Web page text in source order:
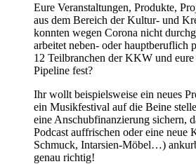
Eure Veranstaltungen, Produkte,
aus dem Bereich der Kultur- und
konnten wegen Corona nicht
arbeitet neben- oder hauptberuflich
12 Teilbranchen der KKW und eure
Pipeline fest?
Ihr wollt beispielsweise ein neues
ein Musikfestival auf die Beine
eine Anschubfinanzierung sichern,
Podcast auffrischen oder eine neue
Schmuck, Intarsien-Möbel…)
genau richtig!